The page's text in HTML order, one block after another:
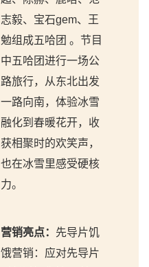
志毅、宝石gem、王
勉组成五哈团 。节目
中五哈团进行一场公
路旅行，从东北出发
一路向南，体验冰雪
融化到春暖花开，收
获相聚时的欢笑声，
也在冰雪里感受硬核
力。
营销亮点： 先导片饥
饿营销：应对先导片